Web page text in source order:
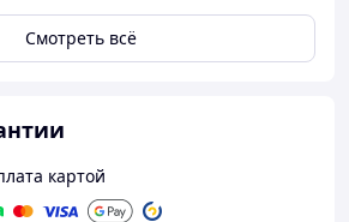
длина:- 135 см;
грамм;
резиновые прямые
мягком грунте или снегу.
Смотреть всё
картой